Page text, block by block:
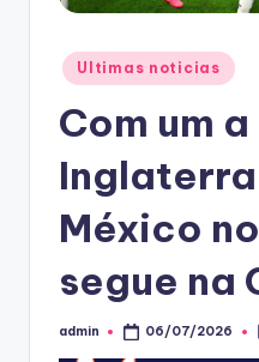
Posted
in
Ultimas noticias
Com um
México
segue na
Posted
admin 06/07/2026